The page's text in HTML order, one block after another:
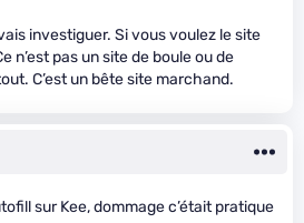
investiguer. Si vous voulez le site
n’est pas un site de boule ou de
C’est un bête site marchand.
sur Kee, dommage c’était pratique